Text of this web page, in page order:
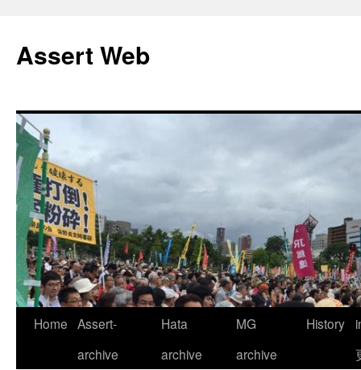
テ
ン
ス
キ
ッ
プ
Assert Web
Home Assert-
archive
Hata
archive
MG
archive
History